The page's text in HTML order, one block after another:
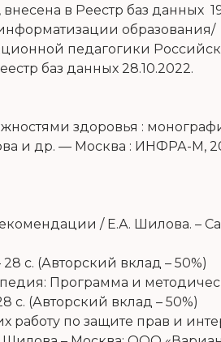
в Реестр баз данных
образования/
педагогики
баз данных 28.10.2022.
здоровья :
и др. — Москва : ИНФРА-М,
/ Е.А. Шилова. –
с. (Авторский вклад – 50%)
Программа и
с. (Авторский вклад – 50%)
по защите прав и